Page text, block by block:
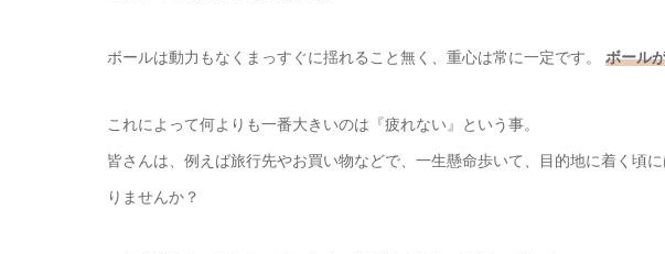
ボールは動力もなくまっすぐに揺れること無く、重心は常に一定です。 ボール
これによって何よりも一番大きいのは『疲れない』という事。
皆さんは、例えば旅行先やお買い物などで、一生懸命歩いて、目的地に着く頃
りませんか？